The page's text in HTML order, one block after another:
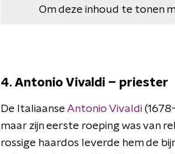
Om deze inhoud te tonen
4. Antonio Vivaldi – priester
De ItaliaanseAntonio Vivaldi
maar zijn eerste roeping was van
rossige haardos leverde hem de